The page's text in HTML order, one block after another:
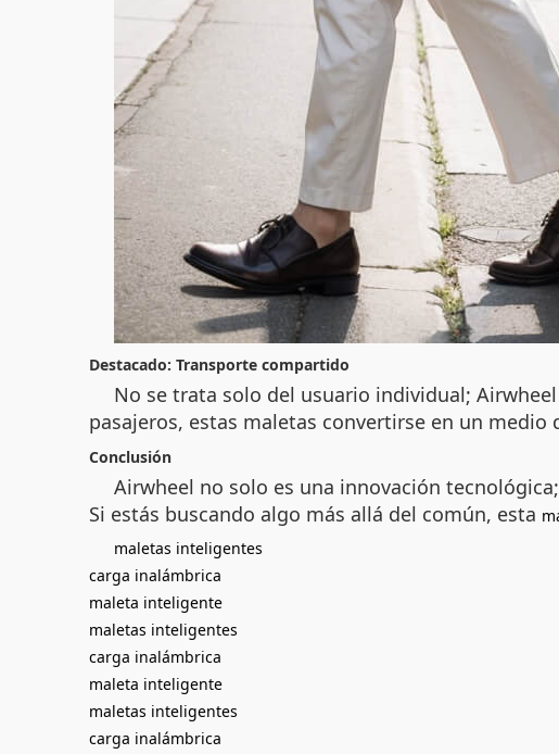
Destacado: Transporte compartido
No se trata solo del usuario individual;
pasajeros, estas maletas convertirse en un
Conclusión
Airwheel no solo es una innovación
Si estás buscando algo más allá del común, esta
maletas inteligentes
carga inalámbrica
maleta inteligente
maletas inteligentes
carga inalámbrica
maleta inteligente
maletas inteligentes
carga inalámbrica